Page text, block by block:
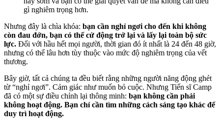
gì nghiêm trọng hơn.
Nhưng đây là chìa khóa: bạn cần nghỉ ngơi cho đến khi không
còn đau đớn, bạn có thể cử động trở lại và lấy lại toàn bộ sức
lực. Đối với hầu hết mọi người, thời gian đó ít nhất là 24 đến 48 giờ,
nhưng có thể lâu hơn tùy thuộc vào mức độ nghiêm trọng của vết
thương.
Bây giờ, tất cả chúng ta đều biết rằng những người năng động ghét
từ “nghỉ ngơi”. Cảm giác như muốn bỏ cuộc. Nhưng Tiến sĩ Camp
đã có một sự điều chỉnh lại thông minh: bạn không cần phải
không hoạt động. Bạn chỉ cần tìm những cách sáng tạo khác để
duy trì hoạt động.